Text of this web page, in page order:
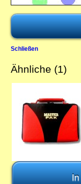
Schließen
Ähnliche (1)